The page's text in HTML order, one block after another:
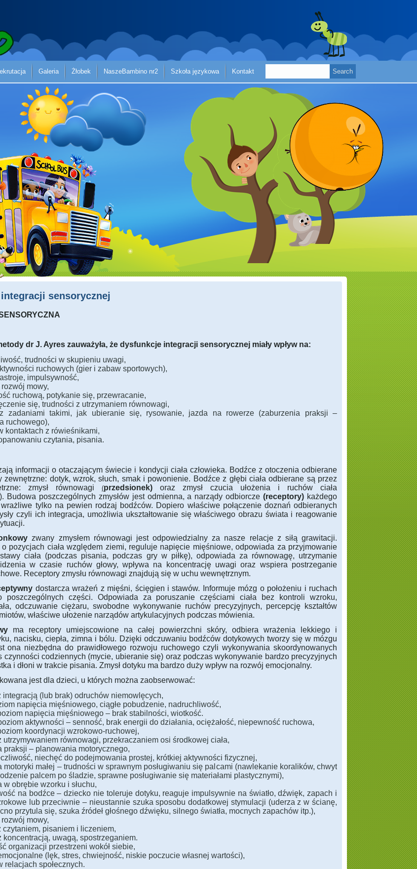
Galeria Żłobek NaszeBambino nr2 Szkoła językowa Kontakt
sensorycznej
dr J. Ayres zauważyła, że dysfunkcje integracji sensorycznej miały wpływ na:
trudności w skupieniu uwagi,
ruchowych (gier i zabaw sportowych),
impulsywność,
mowy,
ruchową, potykanie się, przewracanie,
się, trudności z utrzymaniem równowagi,
zadaniami takimi, jak ubieranie się, rysowanie, jazda na rowerze (zaburzenia praksji –
ruchowego),
kontaktach z rówieśnikami,
czytania, pisania.
informacji o otaczającym świecie i kondycji ciała człowieka. Bodźce z otoczenia odbierane
zewnętrzne: dotyk, wzrok, słuch, smak i powonienie. Bodźce z głębi ciała odbierane są przez
zmysł równowagi (przedsionek) oraz zmysł czucia ułożenia i ruchów ciała
). Budowa poszczególnych zmysłów jest odmienna, a narządy odbiorcze(receptory) każdego
tylko na pewien rodzaj bodźców. Dopiero właściwe połączenie doznań odbieranych
czyli ich integracja, umożliwia ukształtowanie się właściwego obrazu świata i reagowanie
zwany zmysłem równowagi jest odpowiedzialny za nasze relacje z siłą grawitacji.
o pozycjach ciała względem ziemi, reguluje napięcie mięśniowe, odpowiada za przyjmowanie
ciała (podczas pisania, podczas gry w piłkę), odpowiada za równowagę, utrzymanie
w czasie ruchów głowy, wpływa na koncentrację uwagi oraz wspiera postrzeganie
Receptory zmysłu równowagi znajdują się w uchu wewnętrznym.
dostarcza wrażeń z mięśni, ścięgien i stawów. Informuje mózg o położeniu i ruchach
poszczególnych części. Odpowiada za poruszanie częściami ciała bez kontroli wzroku,
odczuwanie ciężaru, swobodne wykonywanie ruchów precyzyjnych, percepcję kształtów
właściwe ułożenie narządów artykulacyjnych podczas mówienia.
ma receptory umiejscowione na całej powierzchni skóry, odbiera wrażenia lekkiego i
nacisku, ciepła, zimna i bólu. Dzięki odczuwaniu bodźców dotykowych tworzy się w mózgu
ona niezbędna do prawidłowego rozwoju ruchowego czyli wykonywania skoordynowanych
czynności codziennych (mycie, ubieranie się) oraz podczas wykonywanie bardzo precyzyjnych
i dłoni w trakcie pisania. Zmysł dotyku ma bardzo duży wpływ na rozwój emocjonalny.
jest dla dzieci, u których można zaobserwować:
integracją (lub brak) odruchów niemowlęcych,
napięcia mięśniowego, ciągłe pobudzenie, nadruchliwość,
napięcia mięśniowego – brak stabilności, wiotkość.
aktywności – senność, brak energii do działania, ociężałość, niepewność ruchowa,
koordynacji wzrokowo-ruchowej,
utrzymywaniem równowagi, przekraczaniem osi środkowej ciała,
praksji – planowania motorycznego,
niechęć do podejmowania prostej, krótkiej aktywności fizycznej,
motoryki małej – trudności w sprawnym posługiwaniu się palcami (nawlekanie koralików, chwyt
palcem po śladzie, sprawne posługiwanie się materiałami plastycznymi),
w obrębie wzorku i słuchu,
na bodźce – dziecko nie toleruje dotyku, reaguje impulsywnie na światło, dźwięk, zapach i
lub przeciwnie – nieustannie szuka sposobu dodatkowej stymulacji (uderza z w ścianę,
przytula się, szuka źródeł głośnego dźwięku, silnego światła, mocnych zapachów itp.),
mowy,
czytaniem, pisaniem i liczeniem,
koncentracją, uwagą, spostrzeganiem.
organizacji przestrzeni wokół siebie,
(lęk, stres, chwiejność, niskie poczucie własnej wartości),
relacjach społecznych.